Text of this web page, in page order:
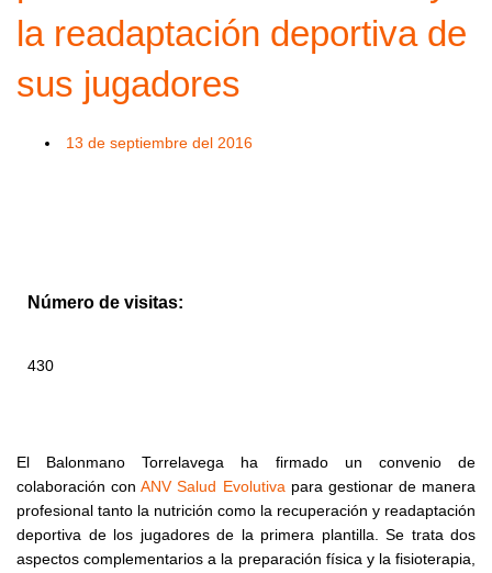
la readaptación deportiva de
sus jugadores
13 de septiembre del 2016
Número de visitas:
430
El Balonmano Torrelavega ha firmado un convenio de
colaboración conANV Salud Evolutiva para gestionar de manera
profesional tanto la nutrición como la recuperación y readaptación
deportiva de los jugadores de la primera plantilla. Se trata dos
aspectos complementarios a la preparación física y la fisioterapia,